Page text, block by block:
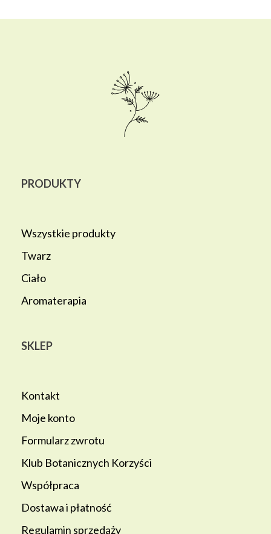
PRODUKTY
Wszystkie produkty
Twarz
Ciało
Aromaterapia
SKLEP
Kontakt
Moje konto
Formularz zwrotu
Klub Botanicznych Korzyści
Współpraca
Dostawa i płatność
Regulamin sprzedaży